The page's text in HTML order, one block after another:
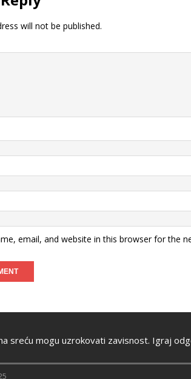
will not be published.
email, and website in this browser for the
sreću mogu uzrokovati zavisnost. Igraj